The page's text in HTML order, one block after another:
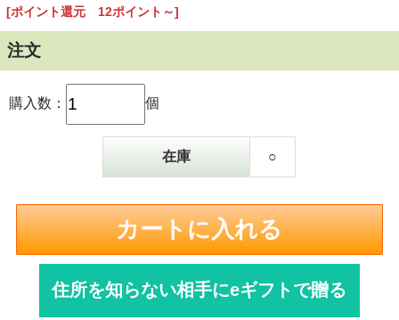
[ポイント還元 12ポイント～]
注文
購入数： 個
在庫 ○
住所を知らない相手にeギフトで贈る